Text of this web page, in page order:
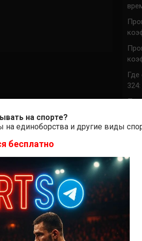
на спорте?
на единоборства и другие виды
бесплатно